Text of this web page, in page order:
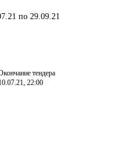
по 29.09.21
тендера
22:00